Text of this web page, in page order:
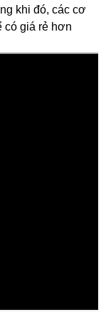
khi đó, các cơ
có giá rẻ hơn